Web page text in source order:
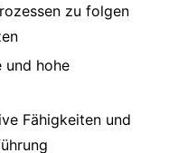
zu folgen
und hohe
Fähigkeiten und